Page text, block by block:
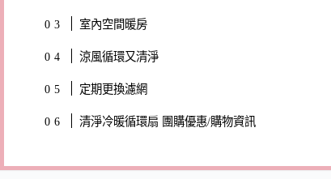
室內空間暖房
涼風循環又清淨
定期更換濾網
清淨冷暖循環扇 團購優惠/購物資訊